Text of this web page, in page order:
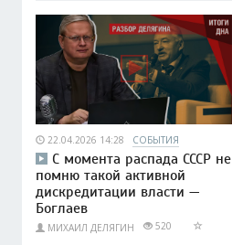
22.04.2026 14:28 СОБЫТИЯ
С момента распада СССР не
помню такой активной
дискредитации власти —
Боглаев
МИХАИЛ ДЕЛЯГИН 520